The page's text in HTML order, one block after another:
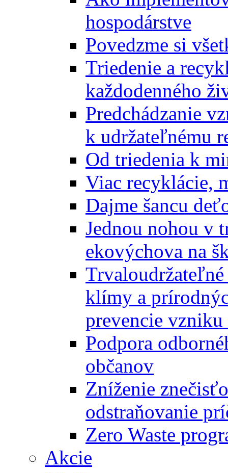
hospodárstve
Povedzme si
Triedenie a
každodenného
Predchádzanie
k udržateľnému
Od triedenia k
Viac recyklácie,
Dajme šancu
Jednou nohou v
ekovýchova na
klímy a
prevencie vzniku
Podpora
občanov
Zníženie
odstraňovanie
Zero Waste
Akcie